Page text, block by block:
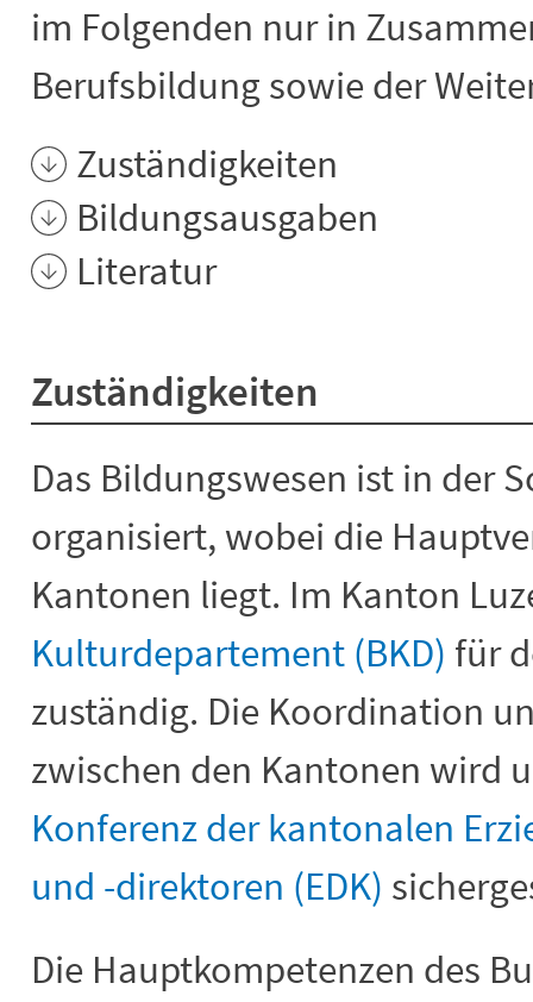
im Folgenden nur in
Berufsbildung sowie der
Zuständigkeiten
Bildungsausgaben
Literatur
Zuständigkeiten
Das Bildungswesen ist in der
organisiert, wobei die
Kantonen liegt. Im Kanton
Kulturdepartement (BKD) für
zuständig. Die Koordination
zwischen den Kantonen wird
Konferenz der kantonalen
und -direktoren (EDK)
Die Hauptkompetenzen des